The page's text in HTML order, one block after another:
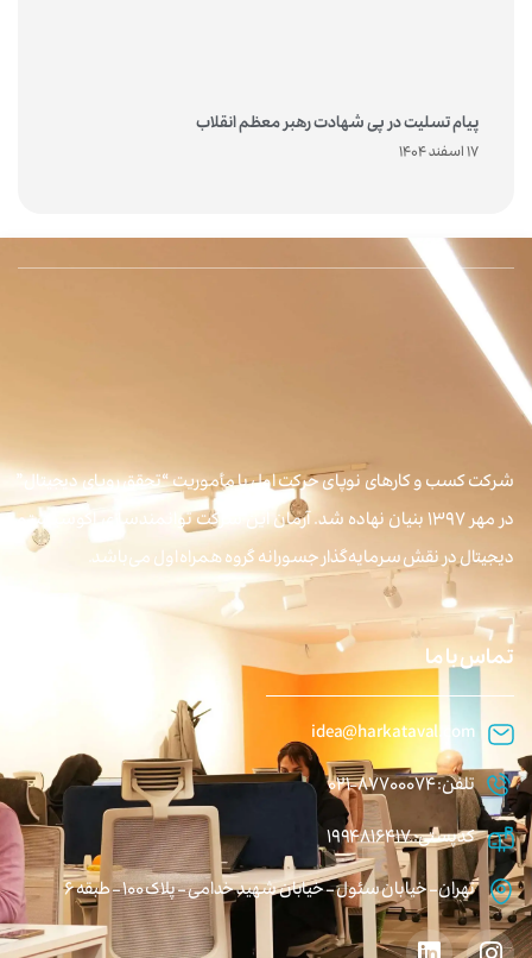
پیام تسلیت در پی شهادت رهبر معظم انقلاب
17 اسفند 1404
شرکت کسب و کارهای نوپای حرکت اول با مأموریت “تحقق رویای دیجیتال”
در مهر ۱۳۹۷ بنیان نهاده شد. آرمان این شرکت توانمندسازی اکوسیستم
دیجیتال در نقش سرمایه‌گذار جسورانه گروه همراه اول می‌باشد.
تماس با ما
idea@harkataval.com
تلفن: 87700074-021
کدپستی: 1994816417
تهران – خیابان سئول – خیابان شهید خدامی – پلاک 100 – طبقه 6